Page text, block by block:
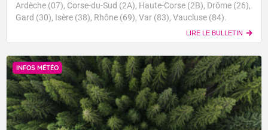
Ardèche (07), Corse-du-Sud (2A), Haute-Corse (2B), Drôme (26),
Gard (30), Isère (38), Rhône (69), Var (83), Vaucluse (84).
LIRE LE BULLETIN
INFOS MÉTÉO